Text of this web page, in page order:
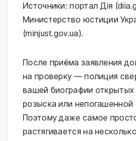
Источники: портал Дія
Министерство юстиции
(minjust.gov.ua).
После приёма заявления
на проверку — полиция
вашей биографии открытых
розыска или непогашенной
Поэтому даже самое
растягивается на